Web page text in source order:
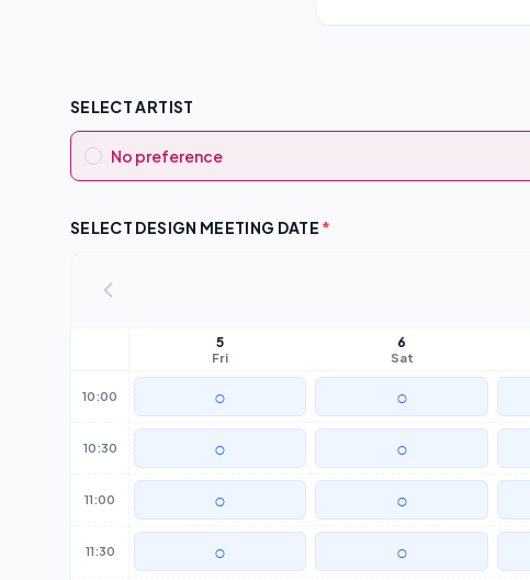
SELECT ARTIST
No preference
SELECT DESIGN MEETING DATE *
5
Fri
6
Sat
10:00 ○ ○
10:30 ○ ○
11:00 ○ ○
11:30 ○ ○